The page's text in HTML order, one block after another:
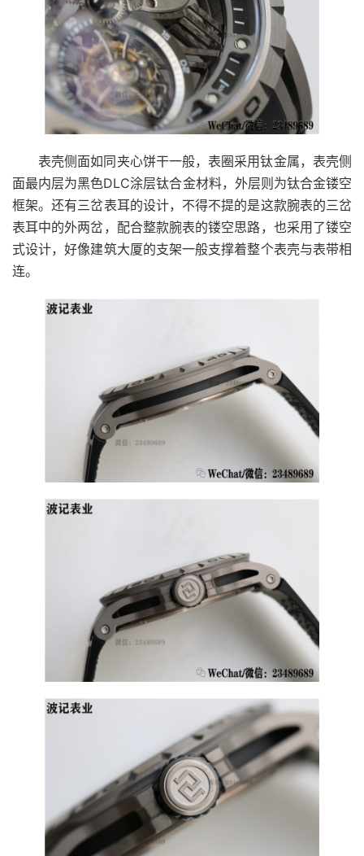
表壳侧面如同夹心饼干一般，表圈采用钛金属，表壳侧
面最内层为黑色DLC涂层钛合金材料，外层则为钛合金镂空
框架。还有三岔表耳的设计，不得不提的是这款腕表的三岔
表耳中的外两岔，配合整款腕表的镂空思路，也采用了镂空
式设计，好像建筑大厦的支架一般支撑着整个表壳与表带相
连。